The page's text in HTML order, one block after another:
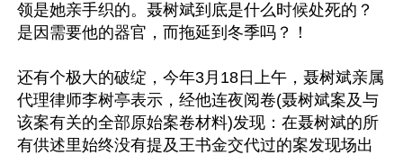
领是她亲手织的。聂树斌到底是什么时候处死的？
是因需要他的器官，而拖延到冬季吗？！
还有个极大的破绽，今年3月18日上午，聂树斌亲属
代理律师李树亭表示，经他连夜阅卷(聂树斌案及与
该案有关的全部原始案卷材料)发现：在聂树斌的所
有供述里始终没有提及王书金交代过的案发现场出